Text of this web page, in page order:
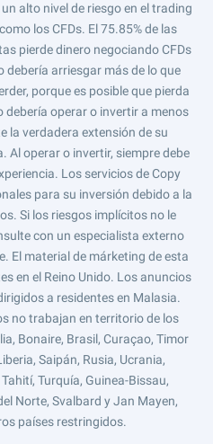
un alto nivel de riesgo en el trading
los CFDs. El 75.85% de las
pierde dinero negociando CFDs
debería arriesgar más de lo que
porque es posible que pierda
operar o invertir a menos
la verdadera extensión de su
Al operar o invertir, siempre debe
Los servicios de Copy
para su inversión debido a la
Si los riesgos implícitos no le
con un especialista externo
El material de márketing de esta
en el Reino Unido. Los anuncios
a residentes en Malasia.
no trabajan en territorio de los
Bonaire, Brasil, Curaçao, Timor
Saipán, Rusia, Ucrania,
Turquía, Guinea-Bissau,
Norte, Svalbard y Jan Mayen,
países restringidos.